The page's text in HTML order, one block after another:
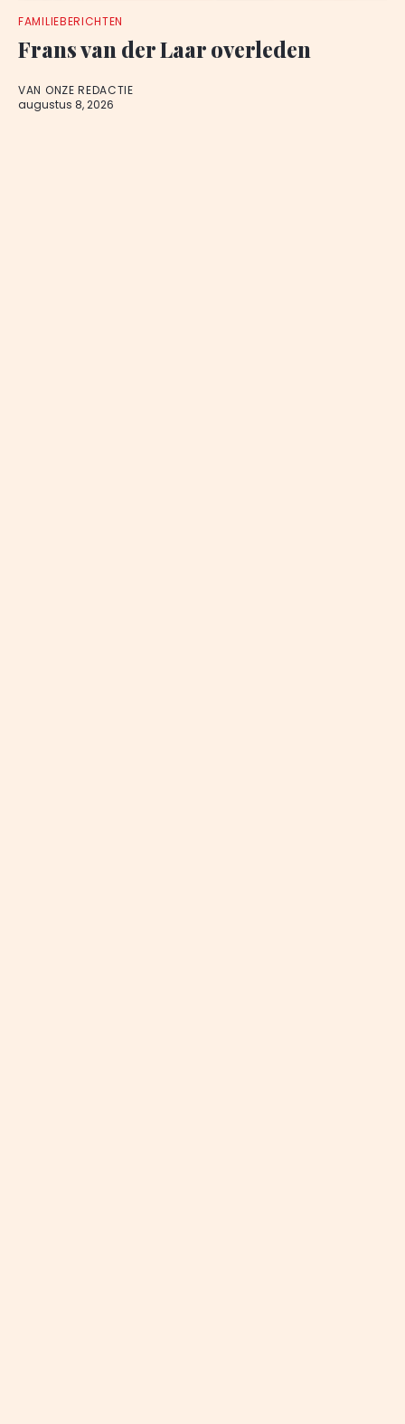
FAMILIEBERICHTEN
Frans van der Laar overleden
VAN ONZE REDACTIE
augustus 8, 2026